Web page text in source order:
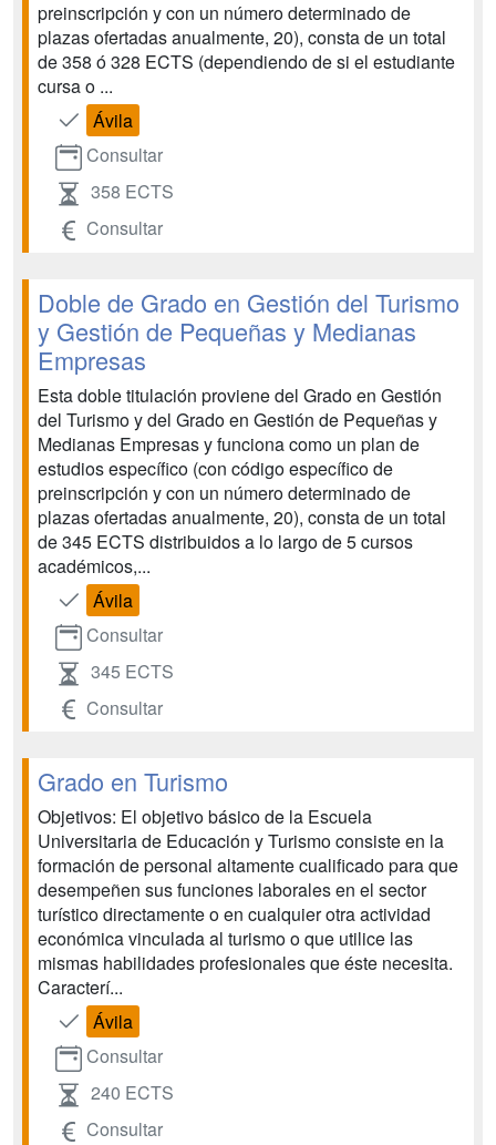
preinscripción y con un número determinado de
plazas ofertadas anualmente, 20), consta de un total
de 358 ó 328 ECTS (dependiendo de si el estudiante
cursa o ...
Ávila
Consultar
358 ECTS
Consultar
Doble de Grado en Gestión del Turismo
y Gestión de Pequeñas y Medianas
Empresas
Esta doble titulación proviene del Grado en Gestión
del Turismo y del Grado en Gestión de Pequeñas y
Medianas Empresas y funciona como un plan de
estudios específico (con código específico de
preinscripción y con un número determinado de
plazas ofertadas anualmente, 20), consta de un total
de 345 ECTS distribuidos a lo largo de 5 cursos
académicos,...
Ávila
Consultar
345 ECTS
Consultar
Grado en Turismo
Objetivos: El objetivo básico de la Escuela
Universitaria de Educación y Turismo consiste en la
formación de personal altamente cualificado para que
desempeñen sus funciones laborales en el sector
turístico directamente o en cualquier otra actividad
económica vinculada al turismo o que utilice las
mismas habilidades profesionales que éste necesita.
Caracterí...
Ávila
Consultar
240 ECTS
Consultar